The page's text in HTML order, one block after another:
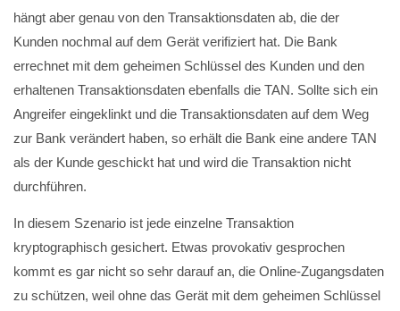
hängt aber genau von den Transaktionsdaten ab, die der
Kunden nochmal auf dem Gerät verifiziert hat. Die Bank
errechnet mit dem geheimen Schlüssel des Kunden und den
erhaltenen Transaktionsdaten ebenfalls die TAN. Sollte sich ein
Angreifer eingeklinkt und die Transaktionsdaten auf dem Weg
zur Bank verändert haben, so erhält die Bank eine andere TAN
als der Kunde geschickt hat und wird die Transaktion nicht
durchführen.
In diesem Szenario ist jede einzelne Transaktion
kryptographisch gesichert. Etwas provokativ gesprochen
kommt es gar nicht so sehr darauf an, die Online-Zugangsdaten
zu schützen, weil ohne das Gerät mit dem geheimen Schlüssel